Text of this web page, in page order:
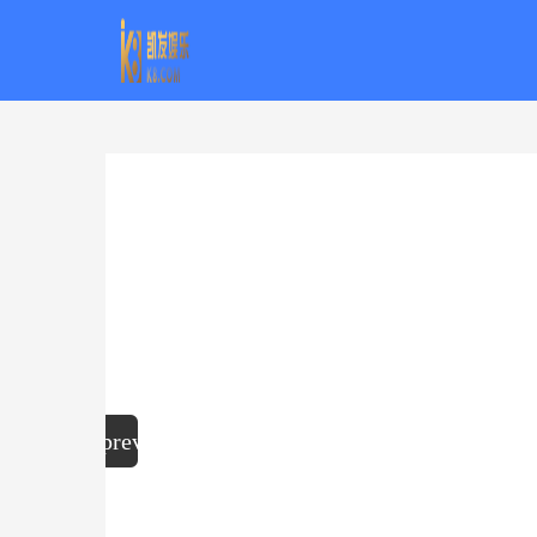
零跑t03提车帖-k8凯发